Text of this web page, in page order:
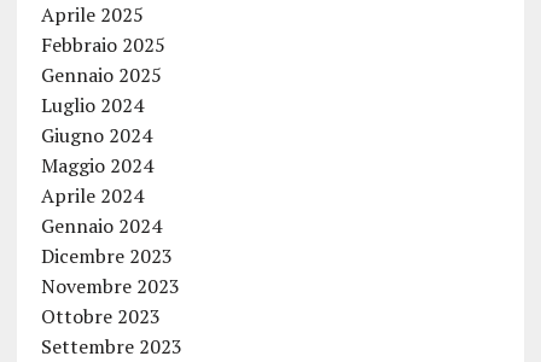
Aprile 2025
Febbraio 2025
Gennaio 2025
Luglio 2024
Giugno 2024
Maggio 2024
Aprile 2024
Gennaio 2024
Dicembre 2023
Novembre 2023
Ottobre 2023
Settembre 2023